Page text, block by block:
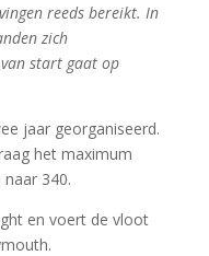
reeds bereikt. In
zich
start gaat op
jaar georganiseerd.
het maximum
340.
en voert de vloot